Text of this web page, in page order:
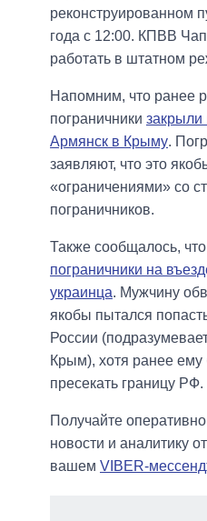
реконструированном
года с 12:00. КПВВ
работать в штатном
Напомним, что ранее
пограничники закрыли
Армянск в Крыму.
заявляют, что это
«ограничениями» со
пограничников.
Также сообщалось, что
пограничники на
украинца. Мужчину
якобы пытался
России
Крым), хотя ранее
пресекать границу РФ.
Получайте
новости и аналитику
вашем VIBER-